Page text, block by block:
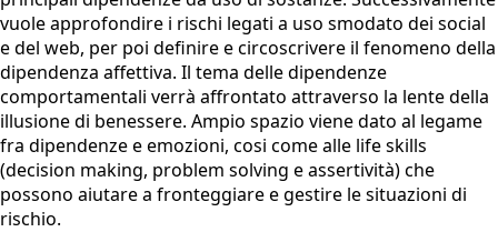
vuole approfondire i rischi legati a uso smodato dei social
e del web, per poi definire e circoscrivere il fenomeno della
dipendenza affettiva. Il tema delle dipendenze
comportamentali verrà affrontato attraverso la lente della
illusione di benessere. Ampio spazio viene dato al legame
fra dipendenze e emozioni, cosi come alle life skills
(decision making, problem solving e assertività) che
possono aiutare a fronteggiare e gestire le situazioni di
rischio.